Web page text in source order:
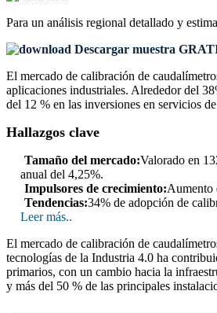
Para un análisis regional detallado y
Descargar muestra
El mercado de calibración de
aplicaciones industriales. Alrededor del
del 12 % en las inversiones en servicios
Hallazgos clave
Tamaño del mercado:Valorado en
anual del 4,25%.
Impulsores de crecimiento:Aumento
Tendencias:34% de adopción de
Leer más..
El mercado de calibración de
tecnologías de la Industria 4.0 ha
primarios, con un cambio hacia la
y más del 50 % de las principales